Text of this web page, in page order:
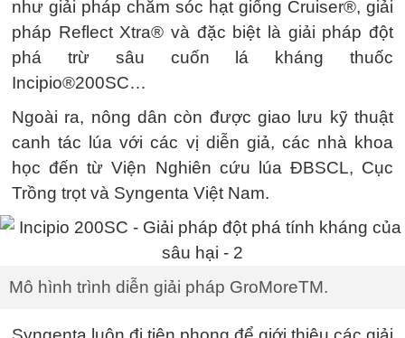
như giải pháp chăm sóc hạt giống Cruiser®, giải
pháp Reflect Xtra® và đặc biệt là giải pháp đột
phá trừ sâu cuốn lá kháng thuốc
Incipio®200SC…
Ngoài ra, nông dân còn được giao lưu kỹ thuật
canh tác lúa với các vị diễn giả, các nhà khoa
học đến từ Viện Nghiên cứu lúa ĐBSCL, Cục
Trồng trọt và Syngenta Việt Nam.
Mô hình trình diễn giải pháp GroMoreTM.